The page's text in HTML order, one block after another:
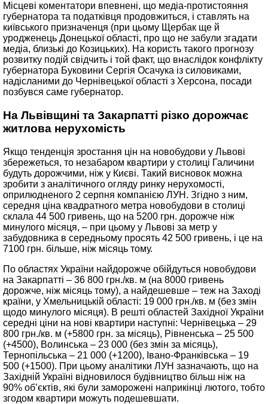
Місцеві коментатори впевнені, що медіа-протистояння
губернатора та податківця продовжиться, і ставлять на
київського призначенця (при цьому Щербак ще й
уродженець Донецької області, про що не забули згадати
медіа, близькі до Козицьких). На користь такого прогнозу
розвитку подій свідчить і той факт, що внаслідок конфлікту
губернатора Буковини Сергія Осачука із силовиками,
надісланими до Чернівецької області з Херсона, посади
позбувся саме губернатор.
На Львівщині та Закарпатті різко дорожчає
житлова нерухомість
Якщо тенденція зростання цін на новобудови у Львові
збережеться, то незабаром квартири у столиці Галичини
будуть дорожчими, ніж у Києві. Такий висновок можна
зробити з аналітичного огляду ринку нерухомості,
оприлюдненого 2 серпня компанією ЛУН. Згідно з ним,
середня ціна квадратного метра новобудови в столиці
склала 44 500 гривень, що на 5200 грн. дорожче ніж
минулого місяця, – при цьому у Львові за метр у
забудовника в середньому просять 42 500 гривень, і це на
7100 грн. більше, ніж місяць тому.
По областях України найдорожче обійдуться новобудови
на Закарпатті – 36 800 грн./кв. м (на 8000 гривень
дорожче, ніж місяць тому), а найдешевше – теж на Заході
країни, у Хмельницькій області: 19 000 грн./кв. м (без змін
щодо минулого місяця). В решті областей Західної України
середні ціни на нові квартири наступні: Чернівецька – 29
800 грн./кв. м (+5800 грн. за місяць), Рівненська – 25 500
(+4500), Волинська – 23 000 (без змін за місяць),
Тернопільська – 21 000 (+1200), Івано-Франківська – 19
500 (+1500). При цьому аналітики ЛУН зазначають, що на
Західній Україні відновилося будівництво більш ніж на
90% об’єктів, які були заморожені наприкінці лютого, тобто
згодом квартири можуть подешевшати.